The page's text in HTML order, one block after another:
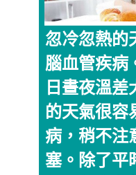
忽冷忽熱的
腦血管疾病
日晝夜溫
的天氣很容
病，稍不注
塞。除了平